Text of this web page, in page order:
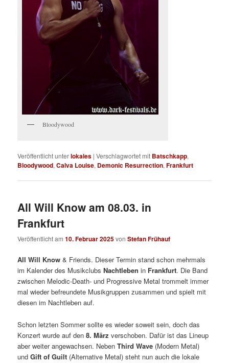
Bloodywood
Veröffentlicht unterlokales |Verschlagwortet mit Batschkapp,
Bloodywood,Calva Louise, Demonic Resurrection,Frankfurt
All Will Know am 08.03. in
Frankfurt
Veröffentlicht am10. Februar 2025vonStefan Frühauf
All Will Know & Friends. Dieser Termin stand schon mehrmals
im Kalender des MusikclubsNachtleben in Frankfurt. Die Band
zwischen Melodic-Death- und Progressive Metal trommelt immer
mal wieder befreundete Musikgruppen zusammen und spielt mit
diesen im Nachtleben auf.
Schon letzten Sommer sollte es wieder soweit sein, doch das
Konzert wurde auf den8. März verschoben. Dafür ist das Lineup
aber weiter angewachsen. NebenThird Wave (Modern Metal)
undGift of Guilt (Alternative Metal) steht nun auch die lokale